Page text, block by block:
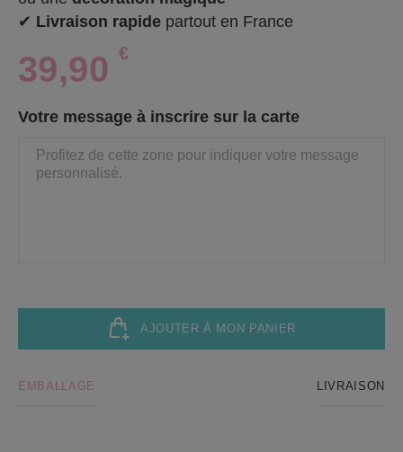
✔ Livraison rapide partout en France
39,90 €
Votre message à inscrire sur la carte
AJOUTER À MON PANIER
EMBALLAGE LIVRAISON